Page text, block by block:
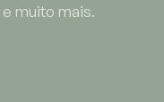
muito mais.